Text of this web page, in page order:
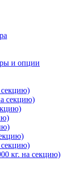
и опции
секцию)
секцию)
секцию)
кг. на секцию)